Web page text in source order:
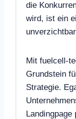
die
wird, ist ein
Mit fuelcell-
Grundstein
Strategie.
Landingpage